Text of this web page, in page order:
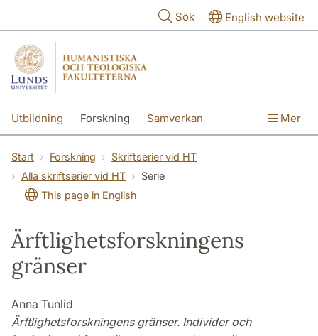
Sök English website
Utbildning Forskning Samverkan Mer
Start Forskning
Skriftserier vid HT
Alla skriftserier vid HT
Serie
This page in English
Ärftlighetsforskningens
gränser
Anna Tunlid
Ärftlighetsforskningens gränser. Individer och